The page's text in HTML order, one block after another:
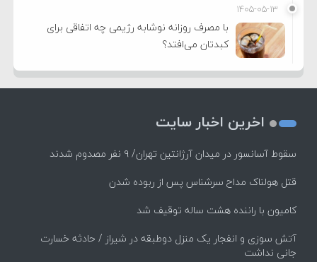
۱۴۰۵-۰۵-۱۳
با مصرف روزانه نوشابه رژیمی چه اتفاقی برای
کبدتان می‌افتد؟
اخرین اخبار سایت
سقوط آسانسور در میدان آرژانتین تهران/ ۹ نفر مصدوم شدند
قتل هولناک مداح سرشناس پس از ربوده شدن
کامیون با راننده هشت ساله توقیف شد
آتش سوزی و انفجار یک منزل دوطبقه در شیراز / حادثه خسارت
جانی نداشت